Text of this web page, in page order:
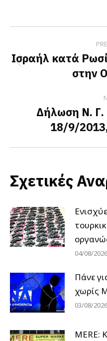
Ισραήλ κατά
στην
Δήλωση Ν. Γ.
18/9/
Σχετικές
04/08/2026
Πάνε
χωρίς
03/08/2026
MERE: